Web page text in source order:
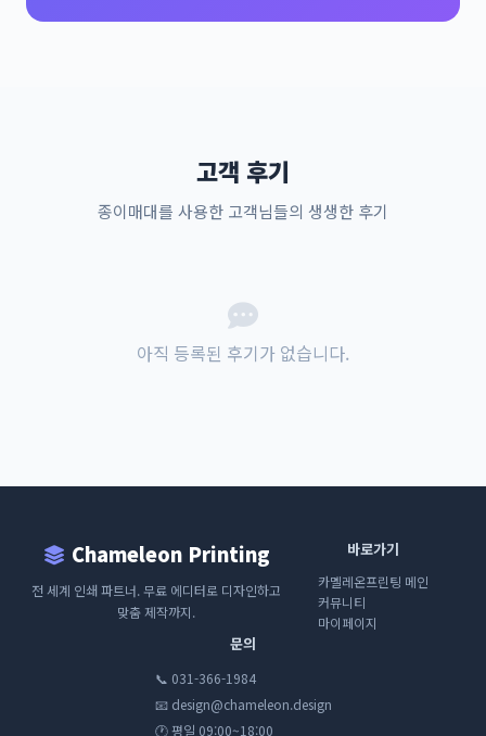
고객 후기
종이매대를 사용한 고객님들의 생생한 후기
아직 등록된 후기가 없습니다.
Chameleon Printing
전 세계 인쇄 파트너. 무료 에디터로 디자인하고
맞춤 제작까지.
바로가기
카멜레온프린팅 메인
커뮤니티
마이페이지
문의
📞 031-366-1984
📧 design@chameleon.design
🕐 평일 09:00~18:00